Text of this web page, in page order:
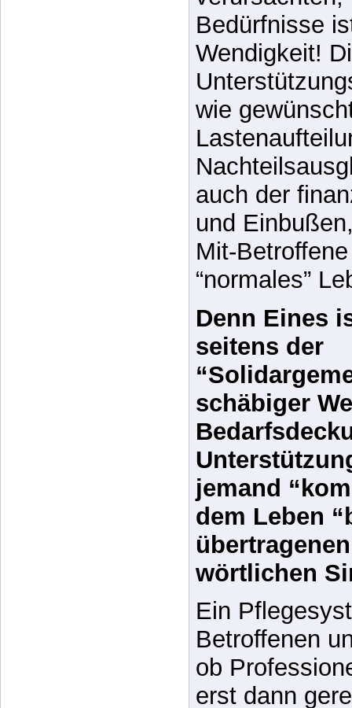
Ein
solidarisches
verursachten,
Bedürfnisse
Wendigkeit!
wie
auch der
und
Mit-
“normales”
Denn Eines
seitens der
schäbiger
jemand
dem Leben
wörtlichen